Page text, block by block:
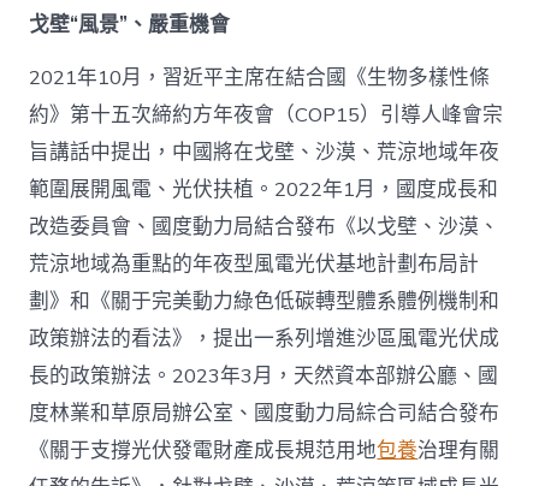
戈壁“風景”、嚴重機會
2021年10月，習近平主席在結合國《生物多樣性條
約》第十五次締約方年夜會（COP15）引導人峰會宗
旨講話中提出，中國將在戈壁、沙漠、荒涼地域年夜
範圍展開風電、光伏扶植。2022年1月，國度成長和
改造委員會、國度動力局結合發布《以戈壁、沙漠、
荒涼地域為重點的年夜型風電光伏基地計劃布局計
劃》和《關于完美動力綠色低碳轉型體系體例機制和
政策辦法的看法》，提出一系列增進沙區風電光伏成
長的政策辦法。2023年3月，天然資本部辦公廳、國
度林業和草原局辦公室、國度動力局綜合司結合發布
《關于支撐光伏發電財產成長規范用地包養治理有關